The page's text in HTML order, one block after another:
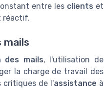
entre les clients et
réactif.
mails
des mails, l'utilisation de
la charge de travail des
critiques de l'assistance à